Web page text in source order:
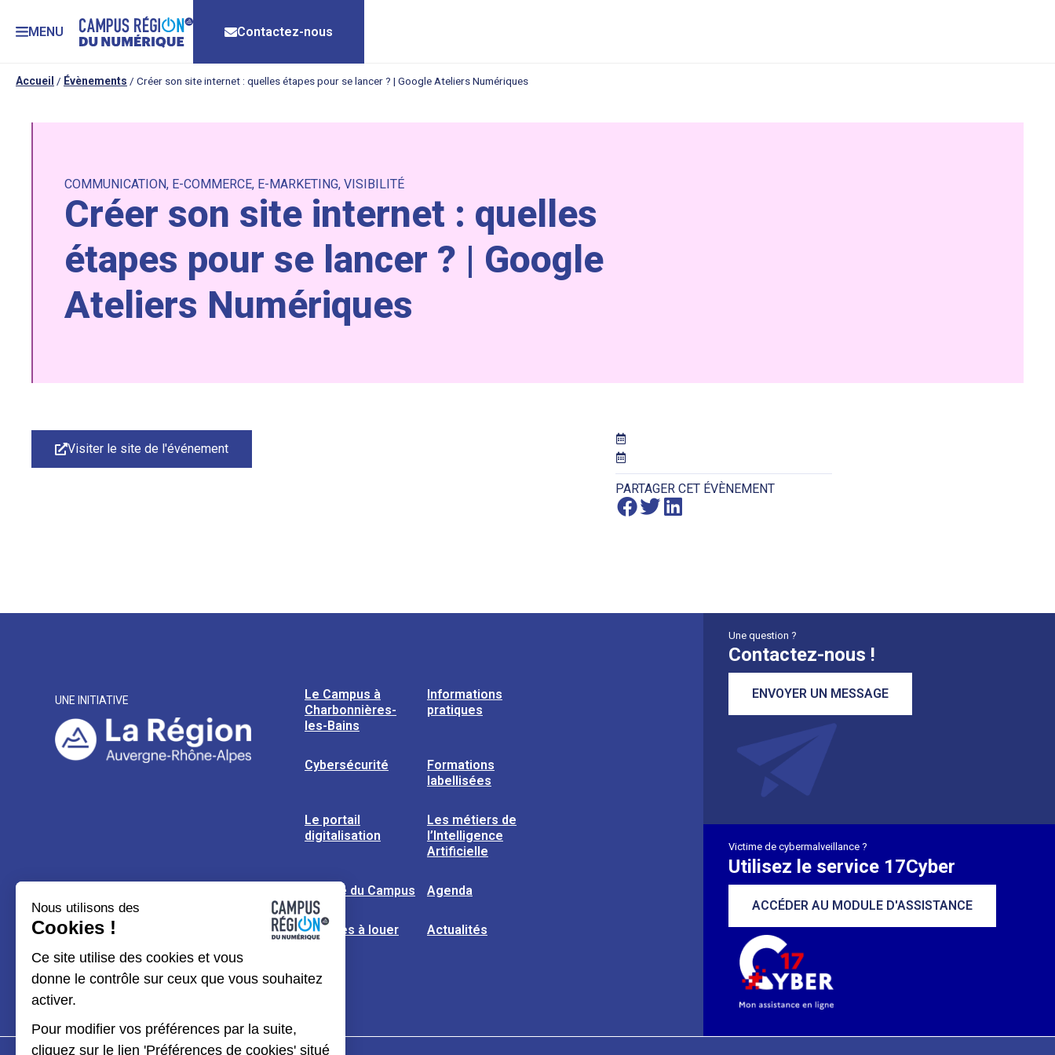
MENU Contactez-nous
Accueil / Évènements / Créer son site internet : quelles étapes pour se lancer ? | Google Ateliers Numériques
COMMUNICATION, E-COMMERCE, E-MARKETING, VISIBILITÉ
Créer son site internet : quelles
étapes pour se lancer ? | Google
Ateliers Numériques
Visiter le site de l'événement
PARTAGER CET ÉVÈNEMENT
UNE INITIATIVE
Le Campus à
Charbonnières-
les-Bains
Informations
pratiques
Cybersécurité
Formations
labellisées
Le portail
digitalisation
Les métiers de
l’Intelligence
Artificielle
L’usine du Campus Agenda
Espaces à louer Actualités
Une question ?
Contactez-nous !
ENVOYER UN MESSAGE
Victime de cybermalveillance ?
Utilisez le service 17Cyber
ACCÉDER AU MODULE D'ASSISTANCE
Nous utilisons des
Cookies !
Ce site utilise des cookies et vous
donne le contrôle sur ceux que vous souhaitez
activer.
Pour modifier vos préférences par la suite,
cliquez sur le lien 'Préférences de cookies' situé